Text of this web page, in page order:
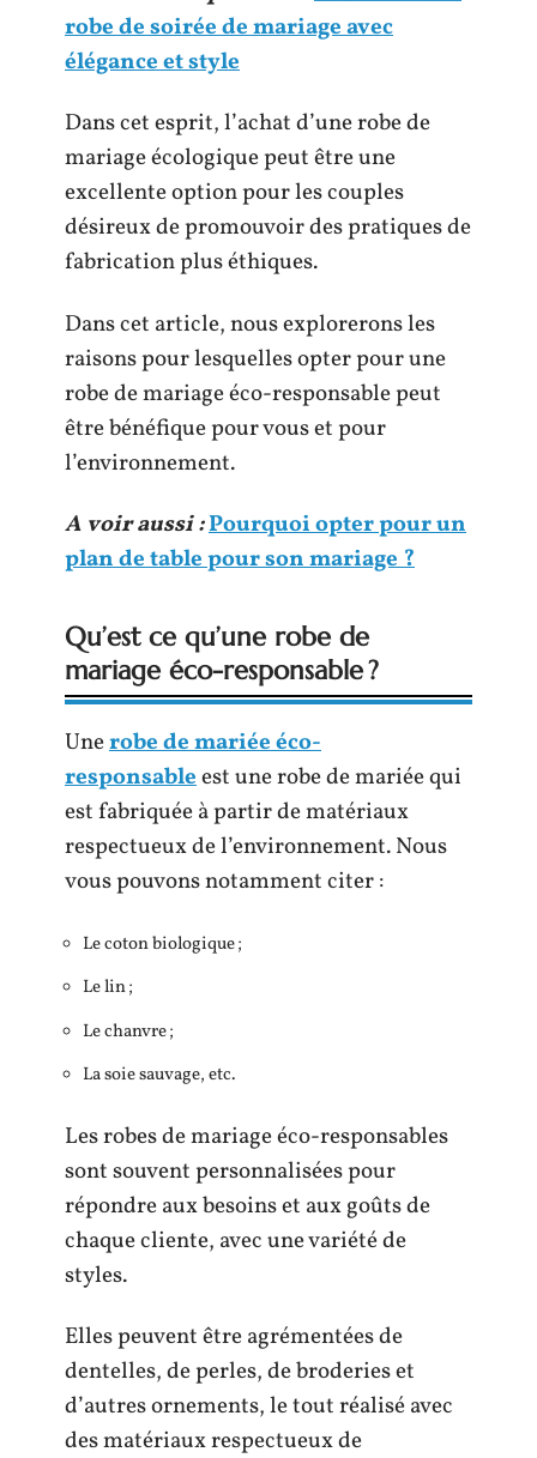
robe de soirée de mariage avec
élégance et style
Dans cet esprit, l’achat d’une robe de
mariage écologique peut être une
excellente option pour les couples
désireux de promouvoir des pratiques de
fabrication plus éthiques.
Dans cet article, nous explorerons les
raisons pour lesquelles opter pour une
robe de mariage éco-responsable peut
être bénéfique pour vous et pour
l’environnement.
A voir aussi :Pourquoi opter pour un
plan de table pour son mariage ?
Qu’est ce qu’une robe de
mariage éco-responsable ?
Unerobe de mariée éco-
responsableest une robe de mariée qui
est fabriquée à partir de matériaux
respectueux de l’environnement. Nous
vous pouvons notamment citer :
Le coton biologique ;
Le lin ;
Le chanvre ;
La soie sauvage, etc.
Les robes de mariage éco-responsables
sont souvent personnalisées pour
répondre aux besoins et aux goûts de
chaque cliente, avec une variété de
styles.
Elles peuvent être agrémentées de
dentelles, de perles, de broderies et
d’autres ornements, le tout réalisé avec
des matériaux respectueux de